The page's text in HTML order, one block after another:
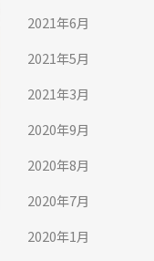
2021年6月
2021年5月
2021年3月
2020年9月
2020年8月
2020年7月
2020年1月